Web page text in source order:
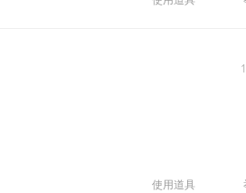
使用道具